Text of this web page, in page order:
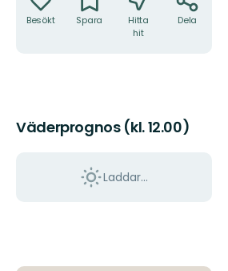
Besökt Spara
Hitta
hit
Dela
Väderprognos (kl. 12.00)
Laddar...